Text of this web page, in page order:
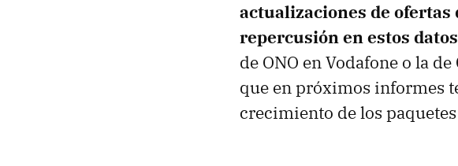
actualizaciones de ofertas
repercusión en estos datos
de ONO en Vodafone o la
que en próximos informes
crecimiento de los